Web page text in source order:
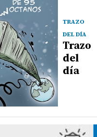
TRAZO
DEL DÍA
Trazo
del
día